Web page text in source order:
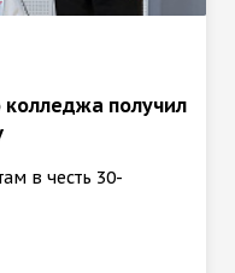
колледжа получил
в честь 30-